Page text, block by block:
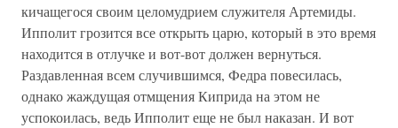
кичащегося своим целомудрием служителя Артемиды.
Ипполит грозится все открыть царю, который в это время
находится в отлучке и вот-вот должен вернуться.
Раздавленная всем случившимся, Федра повесилась,
однако жаждущая отмщения Киприда на этом не
успокоилась, ведь Ипполит еще не был наказан. И вот